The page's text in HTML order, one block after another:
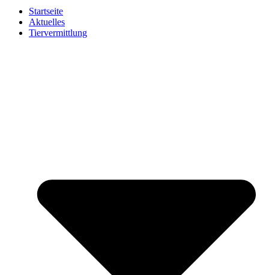
Startseite
Aktuelles
Tiervermittlung